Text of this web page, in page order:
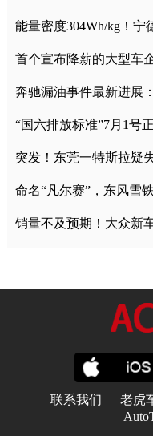
能量密度304Wh/kg！宁
突发！东莞一特斯拉疑
命名“凡尔赛”，东风雪
销量不及预期！大众新
联系我们 老虎